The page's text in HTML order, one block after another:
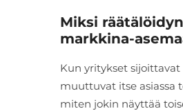
Miksi
markkina-
Kun yritykset
muuttuvat itse asiassa
miten jokin näyttää